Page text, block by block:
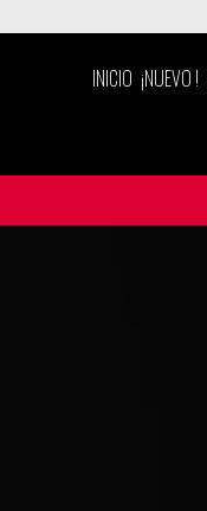
INICIO ¡NUEVO !